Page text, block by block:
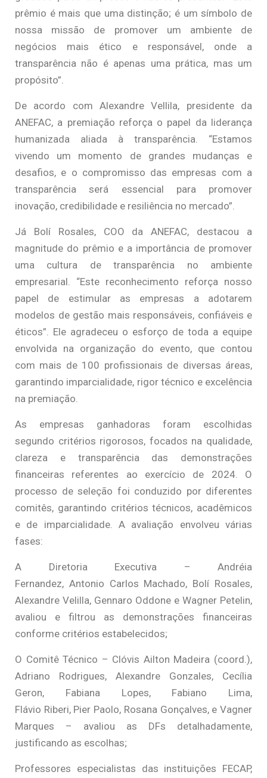
prêmio é mais que uma distinção; é um símbolo de
nossa missão de promover um ambiente de
negócios mais ético e responsável, onde a
transparência não é apenas uma prática, mas um
propósito”.
De acordo com Alexandre Vellila, presidente da
ANEFAC, a premiação reforça o papel da liderança
humanizada aliada à transparência. “Estamos
vivendo um momento de grandes mudanças e
desafios, e o compromisso das empresas com a
transparência será essencial para promover
inovação, credibilidade e resiliência no mercado”.
Já Bolí Rosales, COO da ANEFAC, destacou a
magnitude do prêmio e a importância de promover
uma cultura de transparência no ambiente
empresarial. “Este reconhecimento reforça nosso
papel de estimular as empresas a adotarem
modelos de gestão mais responsáveis, confiáveis e
éticos”. Ele agradeceu o esforço de toda a equipe
envolvida na organização do evento, que contou
com mais de 100 profissionais de diversas áreas,
garantindo imparcialidade, rigor técnico e excelência
na premiação.
As empresas ganhadoras foram escolhidas
segundo critérios rigorosos, focados na qualidade,
clareza e transparência das demonstrações
financeiras referentes ao exercício de 2024. O
processo de seleção foi conduzido por diferentes
comitês, garantindo critérios técnicos, acadêmicos
e de imparcialidade. A avaliação envolveu várias
fases:
A Diretoria Executiva – Andréia
Fernandez, Antonio Carlos Machado, Bolí Rosales,
Alexandre Velilla, Gennaro Oddone e Wagner Petelin,
avaliou e filtrou as demonstrações financeiras
conforme critérios estabelecidos;
O Comitê Técnico – Clóvis Ailton Madeira (coord.),
Adriano Rodrigues, Alexandre Gonzales, Cecília
Geron, Fabiana Lopes, Fabiano Lima,
Flávio Riberi, Pier Paolo, Rosana Gonçalves, e Vagner
Marques – avaliou as DFs detalhadamente,
justificando as escolhas;
Professores especialistas das instituições FECAP,